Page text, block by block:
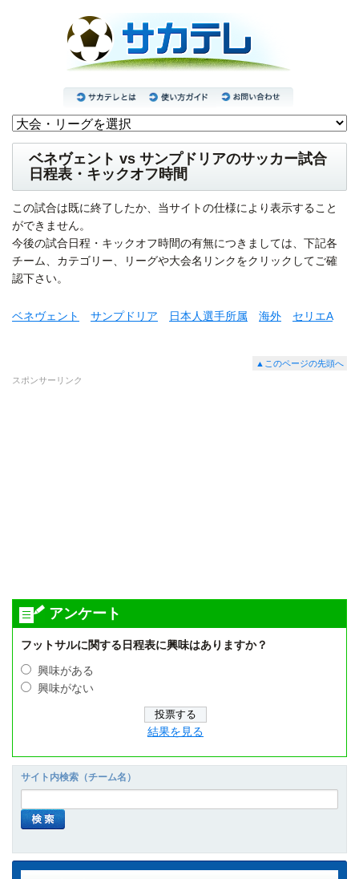
ベネヴェント vs サンプドリアのサッカー試合
日程表・キックオフ時間
この試合は既に終了したか、当サイトの仕様により表示すること
ができません。
今後の試合日程・キックオフ時間の有無につきましては、下記各
チーム、カテゴリー、リーグや大会名リンクをクリックしてご確
認下さい。
ベネヴェント サンプドリア 日本人選手所属 海外 セリエA
▲このページの先頭へ
スポンサーリンク
アンケート
フットサルに関する日程表に興味はありますか？
興味がある
興味がない
結果を見る
サイト内検索（チーム名）